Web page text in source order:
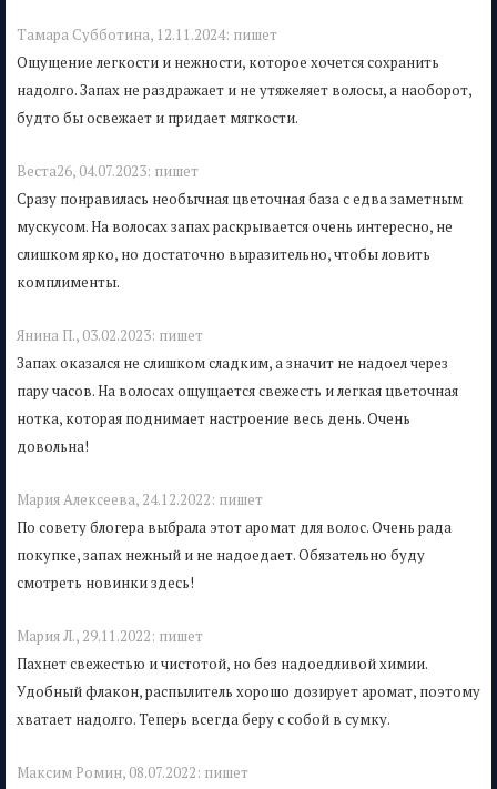
Тамара Субботина, 12.11.2024: пишет
Ощущение легкости и нежности, которое хочется сохранить
надолго. Запах не раздражает и не утяжеляет волосы, а наоборот,
будто бы освежает и придает мягкости.
Веста26, 04.07.2023: пишет
Сразу понравилась необычная цветочная база с едва заметным
мускусом. На волосах запах раскрывается очень интересно, не
слишком ярко, но достаточно выразительно, чтобы ловить
комплименты.
Янина П., 03.02.2023: пишет
Запах оказался не слишком сладким, а значит не надоел через
пару часов. На волосах ощущается свежесть и легкая цветочная
нотка, которая поднимает настроение весь день. Очень
довольна!
Мария Алексеева, 24.12.2022: пишет
По совету блогера выбрала этот аромат для волос. Очень рада
покупке, запах нежный и не надоедает. Обязательно буду
смотреть новинки здесь!
Мария Л., 29.11.2022: пишет
Пахнет свежестью и чистотой, но без надоедливой химии.
Удобный флакон, распылитель хорошо дозирует аромат, поэтому
хватает надолго. Теперь всегда беру с собой в сумку.
Mаксим Ромин, 08.07.2022: пишет